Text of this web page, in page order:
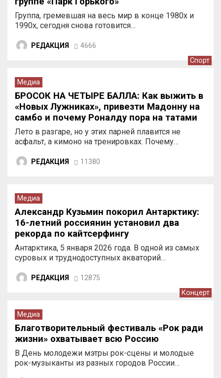
Группа, гремевшая на весь мир в конце 1980х и
1990х, сегодня снова готовится…
РЕДАКЦИЯ 4666
Спорт
Медиа
БРОСОК НА ЧЕТЫРЕ БАЛЛА: Как выжить в
«Новых Лужниках», привезти Мадонну на
самбо и почему Роналду пора на татами
Лето в разгаре, но у этих парней плавится не
асфальт, а кимоно на тренировках. Почему…
РЕДАКЦИЯ 11380
Медиа
Александр Кузьмин покорил Антарктику:
16-летний россиянин установил два
рекорда по кайтсерфингу
Антарктика, 5 января 2026 года. В одной из самых
суровых и труднодоступных акваторий…
РЕДАКЦИЯ 12875
Концерт
Медиа
Благотворительный фестиваль «Рок ради
жизни» охватывает всю Россию
В День молодежи мэтры рок-сцены и молодые
рок-музыканты из разных городов России…